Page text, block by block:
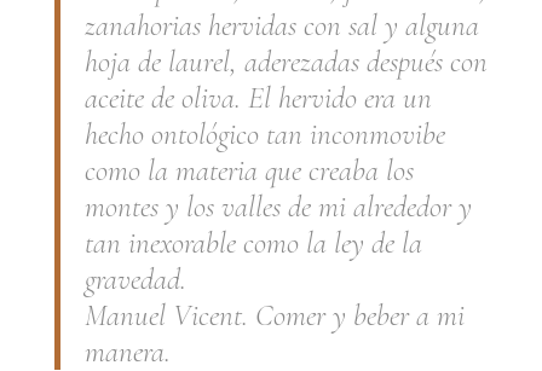
zanahorias hervidas con sal y alguna
hoja de laurel, aderezadas después con
aceite de oliva. El hervido era un
hecho ontológico tan inconmovibe
como la materia que creaba los
montes y los valles de mi alrededor y
tan inexorable como la ley de la
gravedad.
Manuel Vicent. Comer y beber a mi
manera.